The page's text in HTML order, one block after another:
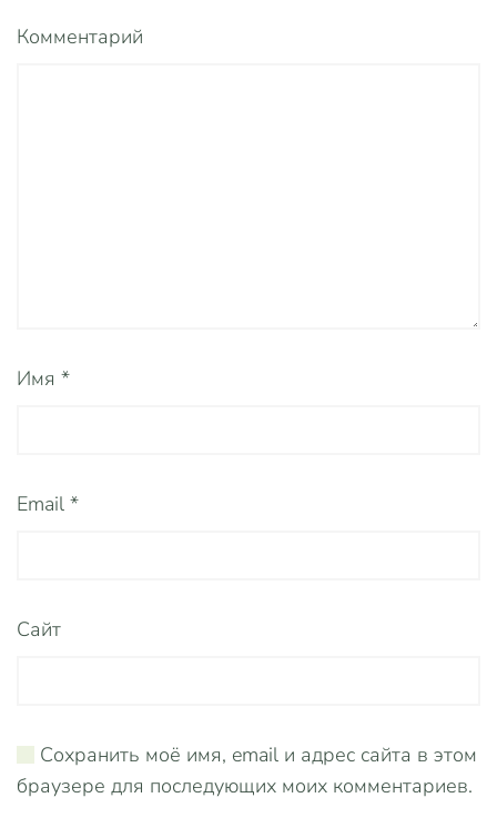
Комментарий
Имя *
Email *
Сайт
Сохранить моё имя, email и адрес сайта в этом
браузере для последующих моих комментариев.